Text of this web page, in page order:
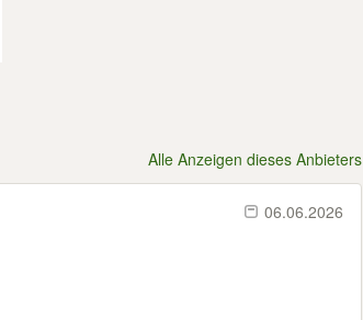
Alle Anzeigen dieses Anbieters
06.06.2026